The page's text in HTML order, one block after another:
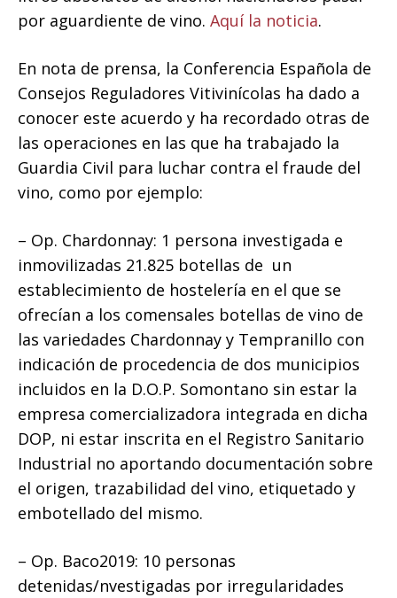
por aguardiente de vino. Aquí la noticia.
En nota de prensa, la Conferencia Española de
Consejos Reguladores Vitivinícolas ha dado a
conocer este acuerdo y ha recordado otras de
las operaciones en las que ha trabajado la
Guardia Civil para luchar contra el fraude del
vino, como por ejemplo:
– Op. Chardonnay: 1 persona investigada e
inmovilizadas 21.825 botellas de un
establecimiento de hostelería en el que se
ofrecían a los comensales botellas de vino de
las variedades Chardonnay y Tempranillo con
indicación de procedencia de dos municipios
incluidos en la D.O.P. Somontano sin estar la
empresa comercializadora integrada en dicha
DOP, ni estar inscrita en el Registro Sanitario
Industrial no aportando documentación sobre
el origen, trazabilidad del vino, etiquetado y
embotellado del mismo.
– Op. Baco2019: 10 personas
detenidas/nvestigadas por irregularidades